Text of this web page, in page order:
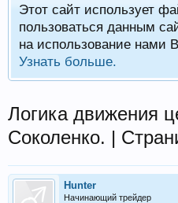
Этот сайт использует
пользоваться данным
на использование нами
Узнать больше.
Логика движения
Соколенко. |
Hunter
Начинающий трейдер